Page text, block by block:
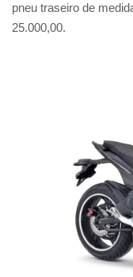
pneu traseiro de
25.000,00.